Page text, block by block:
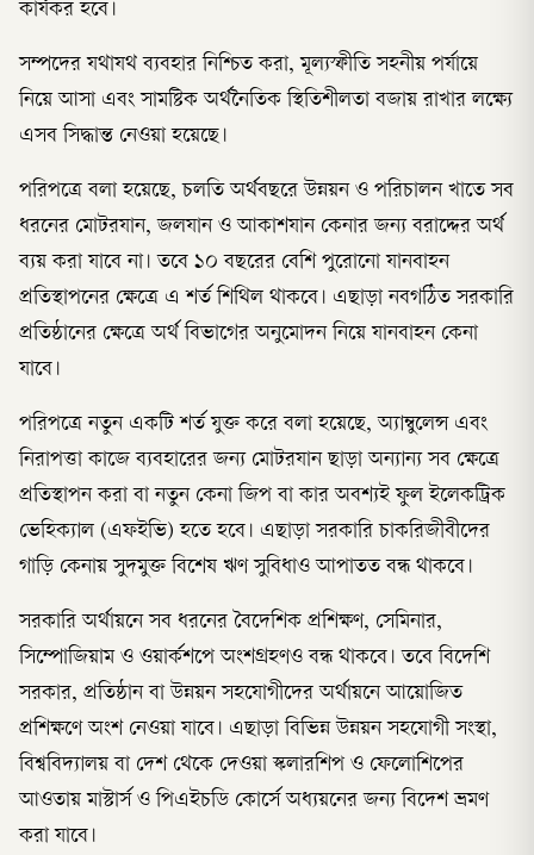
কার্যকর হবে।
সম্পদের যথাযথ ব্যবহার নিশ্চিত করা, মূল্যস্ফীতি সহনীয় পর্যায়ে
নিয়ে আসা এবং সামষ্টিক অর্থনৈতিক স্থিতিশীলতা বজায় রাখার লক্ষ্যে
এসব সিদ্ধান্ত নেওয়া হয়েছে।
পরিপত্রে বলা হয়েছে, চলতি অর্থবছরে উন্নয়ন ও পরিচালন খাতে সব
ধরনের মোটরযান, জলযান ও আকাশযান কেনার জন্য বরাদ্দের অর্থ
ব্যয় করা যাবে না। তবে ১০ বছরের বেশি পুরোনো যানবাহন
প্রতিস্থাপনের ক্ষেত্রে এ শর্ত শিথিল থাকবে। এছাড়া নবগঠিত সরকারি
প্রতিষ্ঠানের ক্ষেত্রে অর্থ বিভাগের অনুমোদন নিয়ে যানবাহন কেনা
যাবে।
পরিপত্রে নতুন একটি শর্ত যুক্ত করে বলা হয়েছে, অ্যাম্বুলেন্স এবং
নিরাপত্তা কাজে ব্যবহারের জন্য মোটরযান ছাড়া অন্যান্য সব ক্ষেত্রে
প্রতিস্থাপন করা বা নতুন কেনা জিপ বা কার অবশ্যই ফুল ইলেকট্রিক
ভেহিক্যাল (এফইভি) হতে হবে। এছাড়া সরকারি চাকরিজীবীদের
গাড়ি কেনায় সুদমুক্ত বিশেষ ঋণ সুবিধাও আপাতত বন্ধ থাকবে।
সরকারি অর্থায়নে সব ধরনের বৈদেশিক প্রশিক্ষণ, সেমিনার,
সিম্পোজিয়াম ও ওয়ার্কশপে অংশগ্রহণও বন্ধ থাকবে। তবে বিদেশি
সরকার, প্রতিষ্ঠান বা উন্নয়ন সহযোগীদের অর্থায়নে আয়োজিত
প্রশিক্ষণে অংশ নেওয়া যাবে। এছাড়া বিভিন্ন উন্নয়ন সহযোগী সংস্থা,
বিশ্ববিদ্যালয় বা দেশ থেকে দেওয়া স্কলারশিপ ও ফেলোশিপের
আওতায় মাস্টার্স ও পিএইচডি কোর্সে অধ্যয়নের জন্য বিদেশ ভ্রমণ
করা যাবে।